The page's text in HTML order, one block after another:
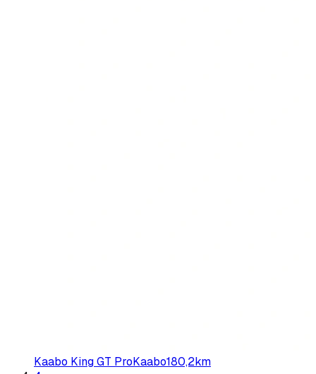
Kaabo King GT ProKaabo180,2km